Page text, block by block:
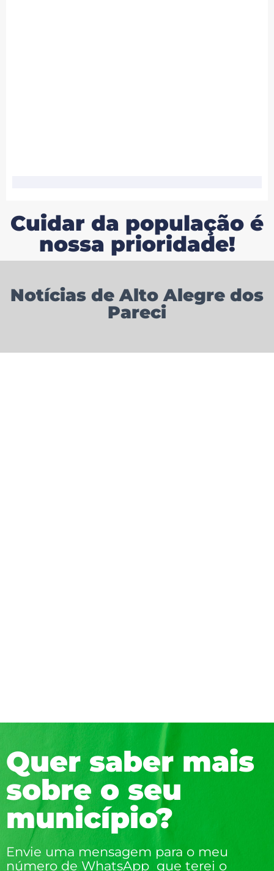
Cuidar da população é
nossa prioridade!
Notícias de Alto Alegre dos
Pareci
Quer saber mais
sobre o seu
município?
Envie uma mensagem para o meu
número de WhatsApp que terei o